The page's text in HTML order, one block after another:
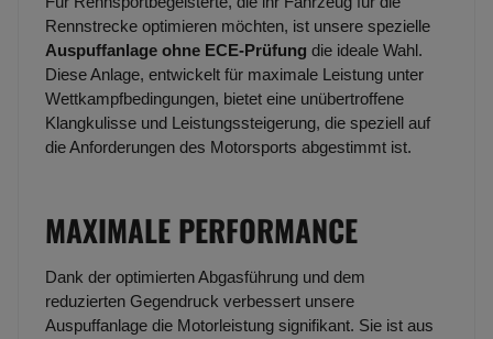
Rennstrecke optimieren möchten, ist unsere spezielle
Auspuffanlage ohne ECE-Prüfung die ideale Wahl.
Diese Anlage, entwickelt für maximale Leistung unter
Wettkampfbedingungen, bietet eine unübertroffene
Klangkulisse und Leistungssteigerung, die speziell auf
die Anforderungen des Motorsports abgestimmt ist.
MAXIMALE PERFORMANCE
Dank der optimierten Abgasführung und dem
reduzierten Gegendruck verbessert unsere
Auspuffanlage die Motorleistung signifikant. Sie ist aus